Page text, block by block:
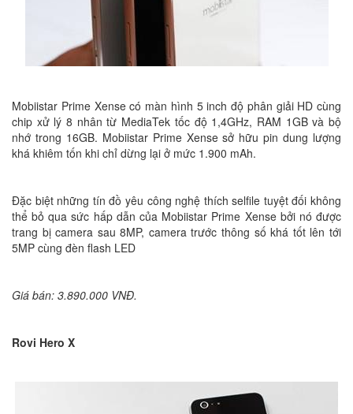
Mobiistar Prime Xense có màn hình 5 inch độ phân giải HD cùng
chip xử lý 8 nhân từ MediaTek tốc độ 1,4GHz, RAM 1GB và bộ
nhớ trong 16GB. Mobiistar Prime Xense sở hữu pin dung lượng
khá khiêm tốn khi chỉ dừng lại ở mức 1.900 mAh.
Đặc biệt những tín đồ yêu công nghệ thích selfile tuyệt đối không
thể bỏ qua sức hấp dẫn của Mobiistar Prime Xense bởi nó được
trang bị camera sau 8MP, camera trước thông số khá tốt lên tới
5MP cùng đèn flash LED
Giá bán: 3.890.000 VNĐ.
Rovi Hero X